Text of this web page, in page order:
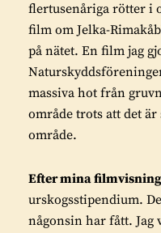
flertusenåriga rötter i
film om Jelka-
på nätet. En film jag
massiva hot från
område trots att det är
område.
Efter mina
urskogsstipendium.
någonsin har fått. Jag